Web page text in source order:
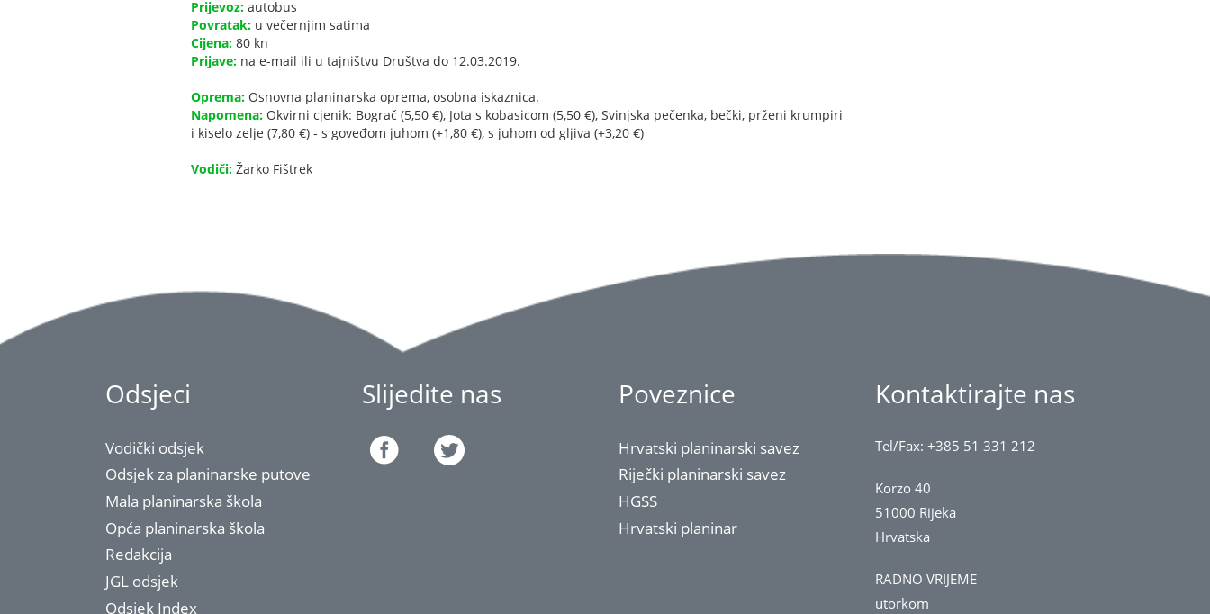
Prijevoz: autobus
Povratak: u večernjim satima
Cijena: 80 kn
Prijave: na e-mail ili u tajništvu Društva do 12.03.2019.
Oprema: Osnovna planinarska oprema, osobna iskaznica.
Napomena: Okvirni cjenik: Bograč (5,50 €), Jota s kobasicom (5,50 €), Svinjska pečenka, bečki, prženi krumpiri
i kiselo zelje (7,80 €) - s goveđom juhom (+1,80 €), s juhom od gljiva (+3,20 €)
Vodiči: Žarko Fištrek
Odsjeci
Vodički odsjek
Odsjek za planinarske putove
Mala planinarska škola
Opća planinarska škola
Redakcija
JGL odsjek
Odsjek Index
Slijedite nas Poveznice
Hrvatski planinarski savez
Riječki planinarski savez
HGSS
Hrvatski planinar
Kontaktirajte nas
Tel/Fax: +385 51 331 212
Korzo 40
51000 Rijeka
Hrvatska
RADNO VRIJEME
utorkom